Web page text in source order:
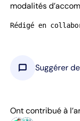
modalités
Rédigé en
chat_bubble Suggérer
Ont contribué à